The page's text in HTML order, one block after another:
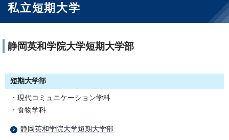
私立短期大学
静岡英和学院大学短期大学部
短期大学部
・現代コミュニケーション学科
・食物学科
静岡英和学院大学短期大学部